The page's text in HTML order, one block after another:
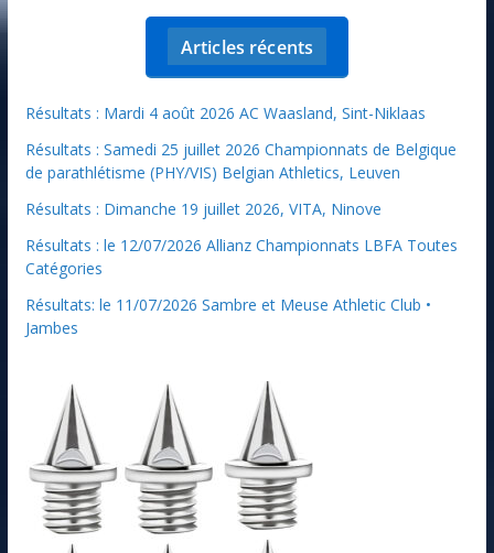
Articles récents
Résultats : Mardi 4 août 2026 AC Waasland, Sint-Niklaas
Résultats : Samedi 25 juillet 2026 Championnats de Belgique
de parathlétisme (PHY/VIS) Belgian Athletics, Leuven
Résultats : Dimanche 19 juillet 2026, VITA, Ninove
Résultats : le 12/07/2026 Allianz Championnats LBFA Toutes
Catégories
Résultats: le 11/07/2026 Sambre et Meuse Athletic Club •
Jambes